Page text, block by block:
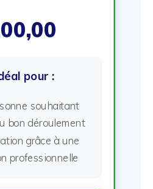
pour :
souhaitant
bon déroulement
grâce à une
professionnelle